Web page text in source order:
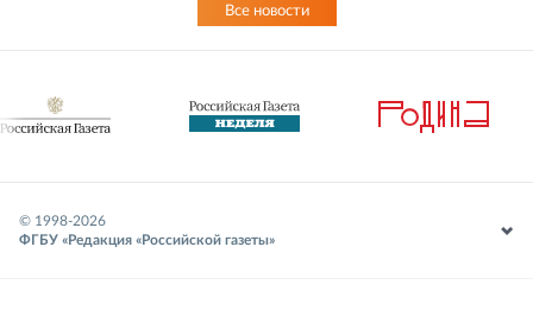
Все новости
© 1998-2026
ФГБУ «Редакция «Российской газеты»